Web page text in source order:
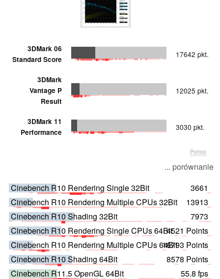
3DMark 06
Standard Score
17642 pkt.
3DMark
Vantage P
Result
12025 pkt.
3DMark 11
Performance
3030 pkt.
Pomoc
... porównanie
Cinebench R10 Rendering Single 32Bit
3661
Cinebench R10 Rendering Multiple CPUs 32Bit
13913
Cinebench R10 Shading 32Bit
7973
Cinebench R10 Rendering Single CPUs 64Bit4521 Points
Cinebench R10 Rendering Multiple CPUs 64Bit16793 Points
Cinebench R10 Shading 64Bit
8578 Points
Cinebench R11.5 OpenGL 64Bit
55.8 fps